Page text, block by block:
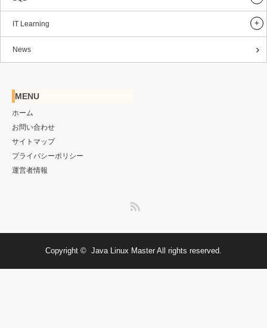
IT Learning
News
MENU
ホーム
お問い合わせ
サイトマップ
プライバシーポリシー
運営者情報
Copyright © Java Linux Master All rights reserved.